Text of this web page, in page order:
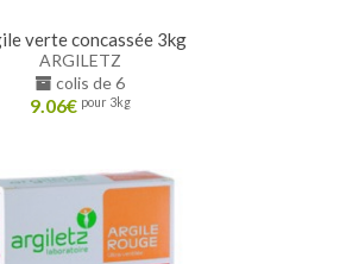
verte concassée 3kg
ARGILETZ
colis de 6
9.06€ pour 3kg